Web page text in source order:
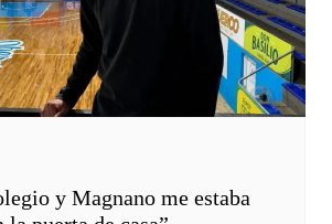
y Magnano me estaba